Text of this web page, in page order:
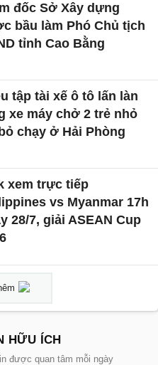
đốc Sở Xây dựng
bầu làm Phó Chủ tịch
tỉnh Cao Bằng
tập tài xế ô tô lấn làn
xe máy chở 2 trẻ nhỏ
chạy ở Hải Phòng
xem trực tiếp
vs Myanmar 17h
28/7, giải ASEAN Cup
HỮU ÍCH
được quan tâm mỗi ngày